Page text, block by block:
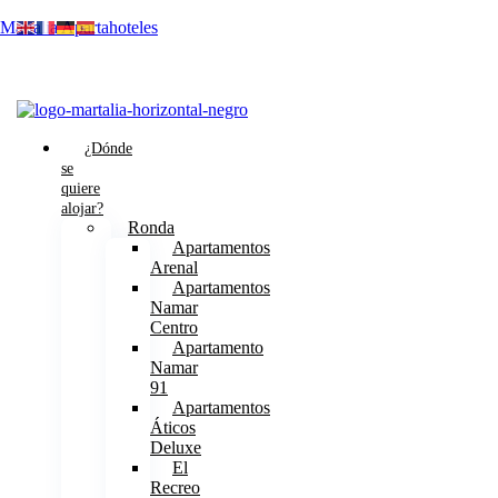
Martalia Apartahoteles
¿Dónde
se
quiere
alojar?
Ronda
Apartamentos
Arenal
Apartamentos
Namar
Centro
Apartamento
Namar
91
Apartamentos
Áticos
Deluxe
El
Recreo